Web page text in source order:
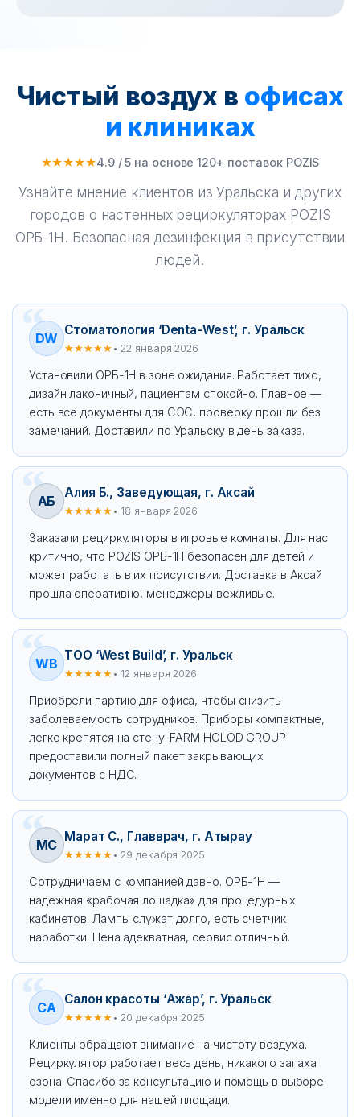
Чистый воздух в офисах
и клиниках
★★★★★4.9 / 5 на основе 120+ поставок POZIS
Узнайте мнение клиентов из Уральска и других
городов о настенных рециркуляторах POZIS
ОРБ-1Н. Безопасная дезинфекция в присутствии
людей.
DW
Стоматология ‘Denta-West’, г. Уральск
★★★★★ • 22 января 2026
Установили ОРБ-1Н в зоне ожидания. Работает тихо,
дизайн лаконичный, пациентам спокойно. Главное —
есть все документы для СЭС, проверку прошли без
замечаний. Доставили по Уральску в день заказа.
АБ
Алия Б., Заведующая, г. Аксай
★★★★★ • 18 января 2026
Заказали рециркуляторы в игровые комнаты. Для нас
критично, что POZIS ОРБ-1Н безопасен для детей и
может работать в их присутствии. Доставка в Аксай
прошла оперативно, менеджеры вежливые.
WB
ТОО ‘West Build’, г. Уральск
★★★★★ • 12 января 2026
Приобрели партию для офиса, чтобы снизить
заболеваемость сотрудников. Приборы компактные,
легко крепятся на стену. FARM HOLOD GROUP
предоставили полный пакет закрывающих
документов с НДС.
МС
Марат С., Главврач, г. Атырау
★★★★★ • 29 декабря 2025
Сотрудничаем с компанией давно. ОРБ-1Н —
надежная «рабочая лошадка» для процедурных
кабинетов. Лампы служат долго, есть счетчик
наработки. Цена адекватная, сервис отличный.
СА
Салон красоты ‘Ажар’, г. Уральск
★★★★★ • 20 декабря 2025
Клиенты обращают внимание на чистоту воздуха.
Рециркулятор работает весь день, никакого запаха
озона. Спасибо за консультацию и помощь в выборе
модели именно для нашей площади.